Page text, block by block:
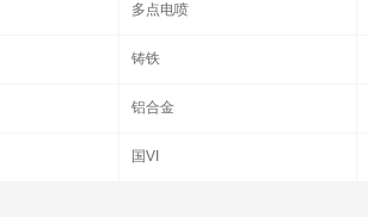
多点电喷
铸铁
铝合金
国VI